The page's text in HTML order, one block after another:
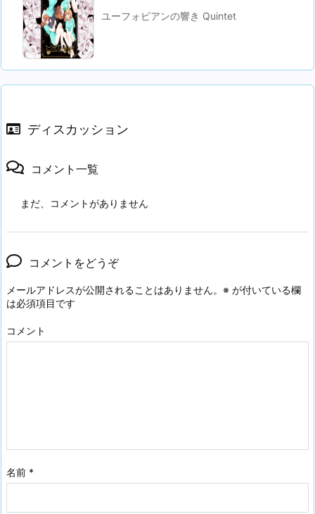
ユーフォビアンの響き Quintet
ディスカッション
コメント一覧
まだ、コメントがありません
コメントをどうぞ
メールアドレスが公開されることはありません。 ※ が付いている欄
は必須項目です
コメント
名前 *